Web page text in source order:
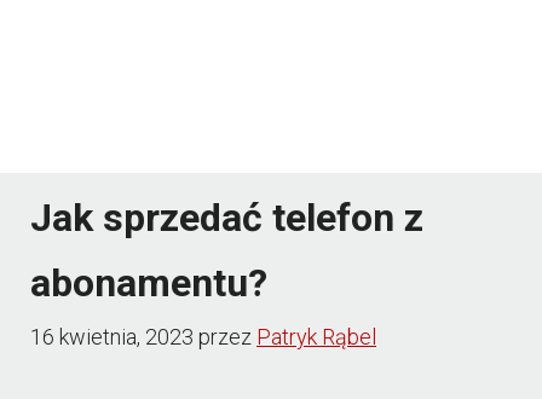
Jak sprzedać telefon z
abonamentu?
16 kwietnia, 2023 przez Patryk Rąbel